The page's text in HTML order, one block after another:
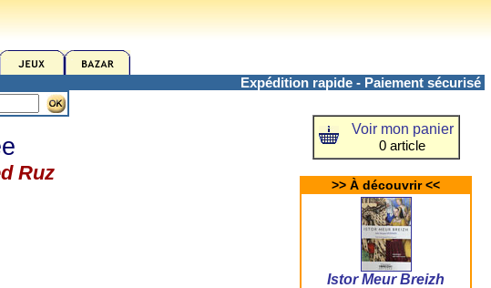
Expédition rapide - Paiement sécurisé
Ruz
Voir mon panier
0 article
>> À découvrir <<
Istor Meur Breizh